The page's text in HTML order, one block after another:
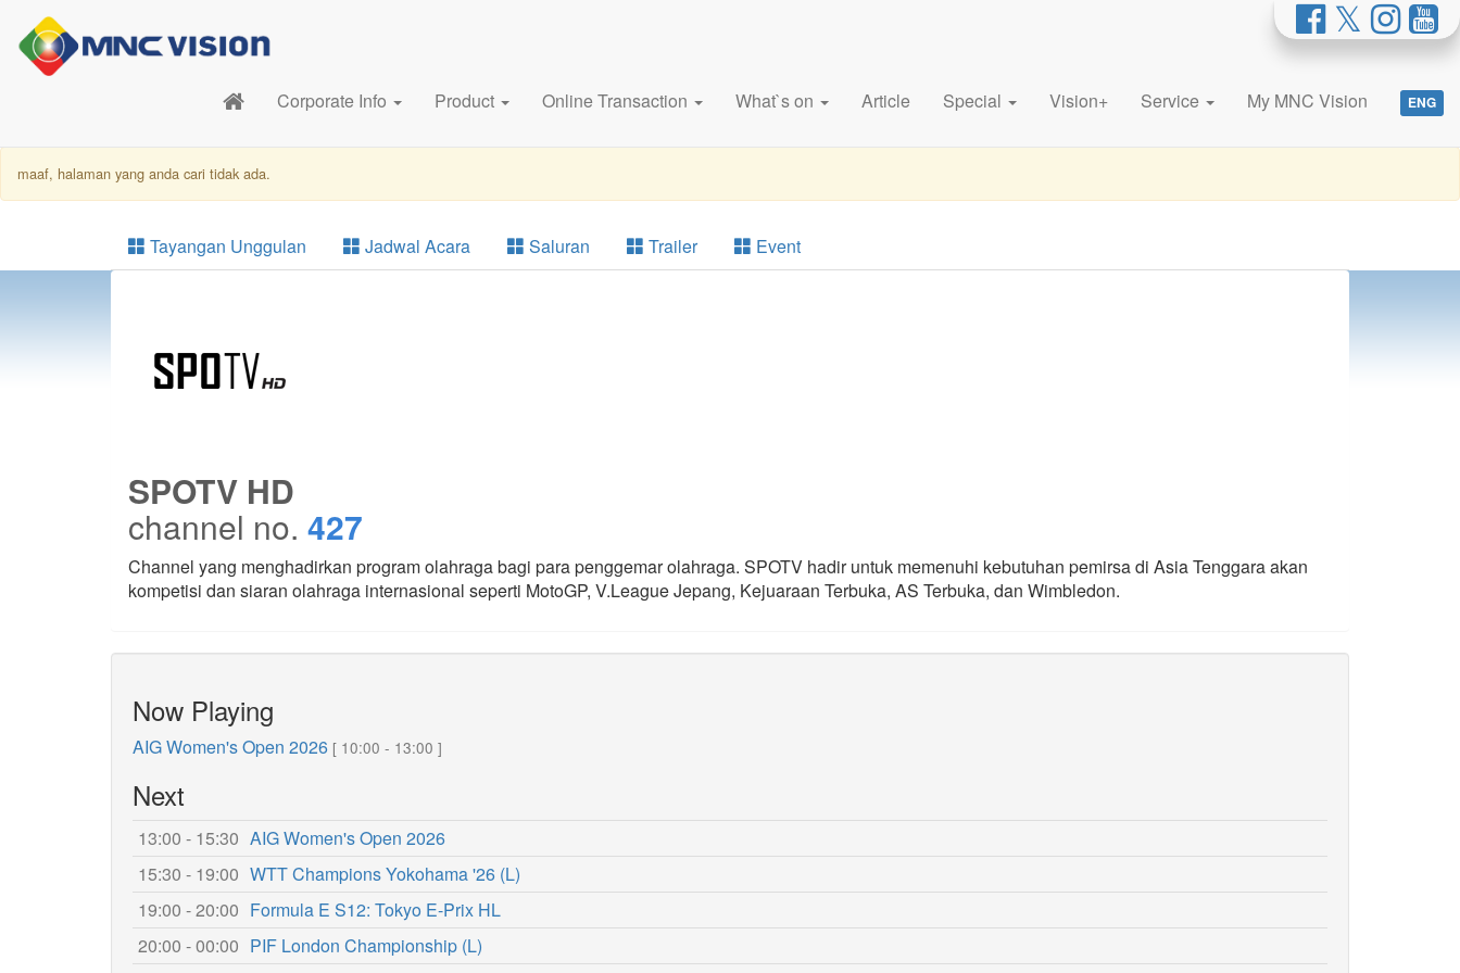
Corporate Info Product Online Transaction What`s on Article Special Vision+ Service My MNC Vision ENG
maaf, halaman yang anda cari tidak ada.
Tayangan Unggulan Jadwal Acara Saluran Trailer Event
SPOTV HD
channel no. 427
Channel yang menghadirkan program olahraga bagi para penggemar olahraga. SPOTV hadir untuk memenuhi kebutuhan pemirsa di Asia Tenggara akan
kompetisi dan siaran olahraga internasional seperti MotoGP, V.League Jepang, Kejuaraan Terbuka, AS Terbuka, dan Wimbledon.
Now Playing
AIG Women's Open 2026 [ 10:00 - 13:00 ]
Next
13:00 - 15:30 AIG Women's Open 2026
15:30 - 19:00 WTT Champions Yokohama '26 (L)
19:00 - 20:00 Formula E S12: Tokyo E-Prix HL
20:00 - 00:00 PIF London Championship (L)